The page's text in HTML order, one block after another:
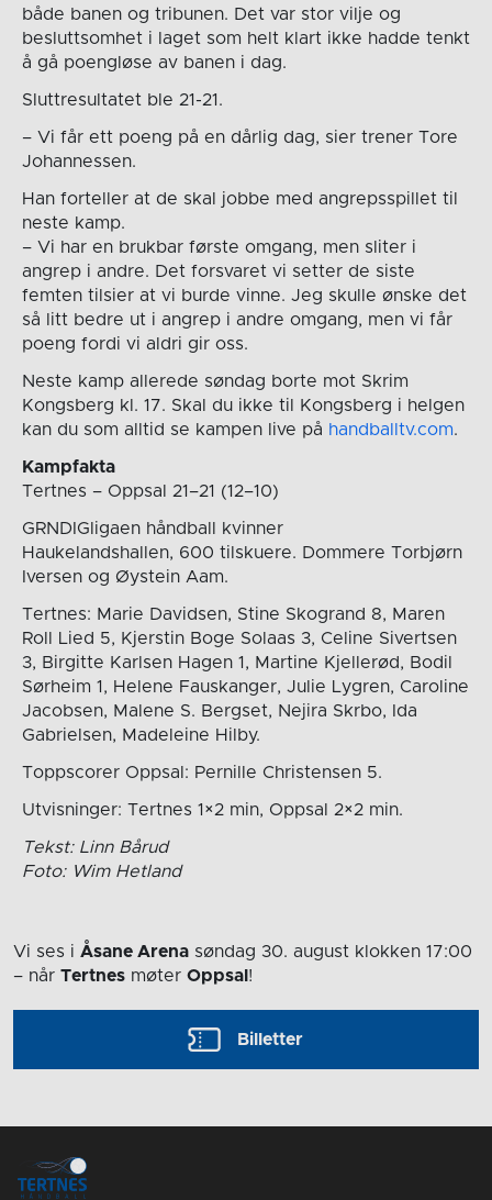
både banen og tribunen. Det var stor vilje og
besluttsomhet i laget som helt klart ikke hadde tenkt
å gå poengløse av banen i dag.
Sluttresultatet ble 21-21.
– Vi får ett poeng på en dårlig dag, sier trener Tore
Johannessen.
Han forteller at de skal jobbe med angrepsspillet til
neste kamp.
– Vi har en brukbar første omgang, men sliter i
angrep i andre. Det forsvaret vi setter de siste
femten tilsier at vi burde vinne. Jeg skulle ønske det
så litt bedre ut i angrep i andre omgang, men vi får
poeng fordi vi aldri gir oss.
Neste kamp allerede søndag borte mot Skrim
Kongsberg kl. 17. Skal du ikke til Kongsberg i helgen
kan du som alltid se kampen live på handballtv.com.
Kampfakta
Tertnes – Oppsal 21–21 (12–10)
GRNDIGligaen håndball kvinner
Haukelandshallen, 600 tilskuere. Dommere Torbjørn
Iversen og Øystein Aam.
Tertnes: Marie Davidsen, Stine Skogrand 8, Maren
Roll Lied 5, Kjerstin Boge Solaas 3, Celine Sivertsen
3, Birgitte Karlsen Hagen 1, Martine Kjellerød, Bodil
Sørheim 1, Helene Fauskanger, Julie Lygren, Caroline
Jacobsen, Malene S. Bergset, Nejira Skrbo, Ida
Gabrielsen, Madeleine Hilby.
Toppscorer Oppsal: Pernille Christensen 5.
Utvisninger: Tertnes 1×2 min, Oppsal 2×2 min.
Tekst: Linn Bårud
Foto: Wim Hetland
Vi ses i Åsane Arena søndag 30. august klokken 17:00
– når Tertnes møter Oppsal !
Billetter